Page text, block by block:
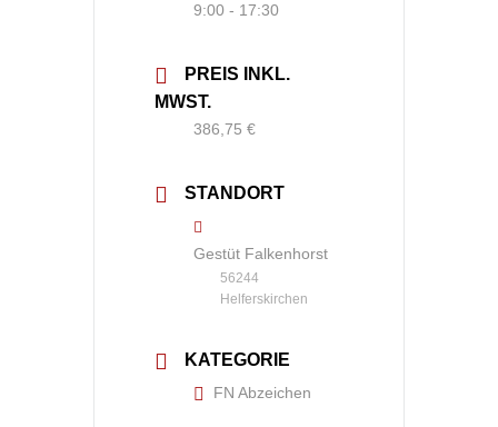
9:00 - 17:30
PREIS INKL.
MWST.
386,75 €
STANDORT
Gestüt Falkenhorst
56244
Helferskirchen
KATEGORIE
FN Abzeichen